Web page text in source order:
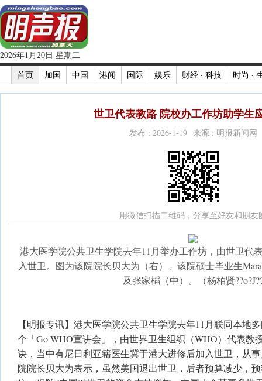
2026年1月20日 星期二
首页
加国 中国 港闻 国际 娱乐 财经 · 科技 时尚 ·
世卫代表教路 院校办工作坊助学生
发布 : 2026-1-19 来源 : 明报新闻网
用微信扫描二维码，分享至好友和朋友
港大医学院公共卫生学院去年11月举办工作坊，由世卫代
入世卫。图为该院院长贝大为（右）、该院硕士毕业生
及张家槄（中）。（杨柏贤
【明报专讯】港大医学院公共卫生学院去年11月联同本地
个「Go WHO宣讲会」，由世界卫生组织（WHO）代表教
诀，当中有尼日利亚籍医生冀于港大进修后加入世卫，从
院院长贝大为表示，虽然美国退出世卫，后者预算减少，